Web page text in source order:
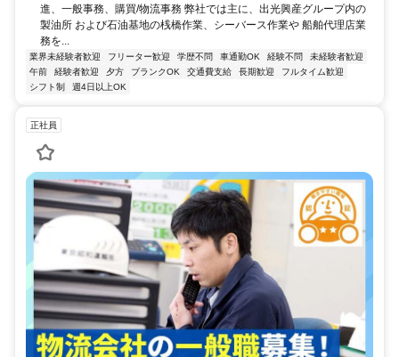
進、一般事務、購買/物流事務 弊社では主に、出光興産グループ内の
製油所 および石油基地の桟橋作業、シーバース作業や 船舶代理店業
務を...
業界未経験者歓迎 フリーター歓迎 学歴不問 車通勤OK 経験不問
未経験者歓迎
午前
経験者歓迎 夕方 ブランクOK 交通費支給 長期歓迎
フルタイム歓迎
シフト制
週4日以上OK
正社員